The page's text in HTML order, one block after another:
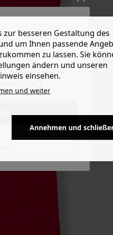
be redirected to
besseren Gestaltung des
um Ihnen passende
zu lassen. Sie
ändern und unseren
einsehen.
und weiter
Annehmen und